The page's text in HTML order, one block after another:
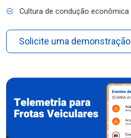
Cultura de condução econômica
Solicite uma demonstração